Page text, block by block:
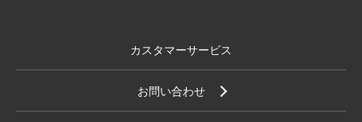
カスタマーサービス
お問い合わせ